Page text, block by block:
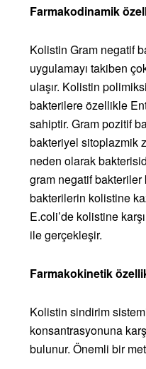
Farmakodinamik
Kolistin Gram negatif
uygulamayı takiben
ulaşır. Kolistin
bakterilere özellikle
sahiptir. Gram pozitif
bakteriyel sitoplazmik
neden olarak
gram negatif
bakterilerin kolistine
E.coli’de kolistine
ile gerçekleşir.
Farmakokinetik
Kolistin sindirim
konsantrasyonuna
bulunur. Önemli bir